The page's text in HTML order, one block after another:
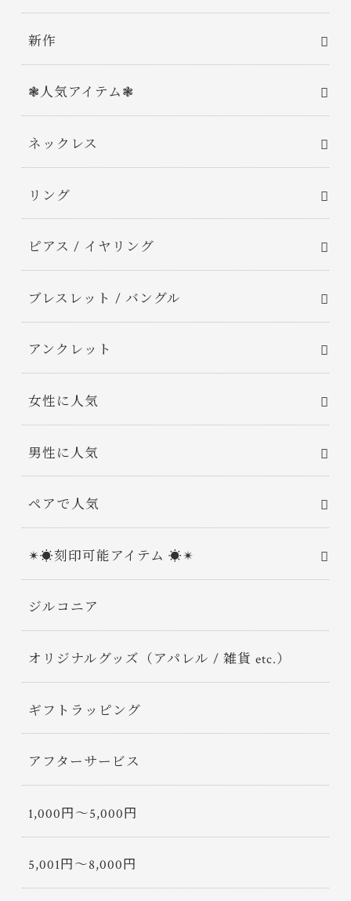
新作
❃人気アイテム❃
ネックレス
リング
ピアス / イヤリング
ブレスレット / バングル
アンクレット
女性に人気
男性に人気
ペアで人気
✴︎☀︎刻印可能アイテム ☀︎✴︎
ジルコニア
オリジナルグッズ（アパレル / 雑貨 etc.）
ギフトラッピング
アフターサービス
1,000円〜5,000円
5,001円〜8,000円